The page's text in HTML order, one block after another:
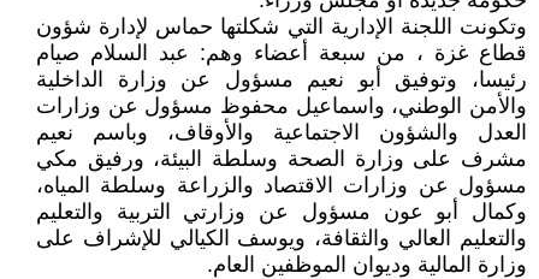
وتكونت اللجنة الإدارية التي شكلتها حماس لإدارة شؤون
قطاع غزة ، من سبعة أعضاء وهم: عبد السلام صيام
رئيسا، وتوفيق أبو نعيم مسؤول عن وزارة الداخلية
والأمن الوطني، واسماعيل محفوظ مسؤول عن وزارات
العدل والشؤون الاجتماعية والأوقاف، وباسم نعيم
مشرف على وزارة الصحة وسلطة البيئة، ورفيق مكي
مسؤول عن وزارات الاقتصاد والزراعة وسلطة المياه،
وكمال أبو عون مسؤول عن وزارتي التربية والتعليم
والتعليم العالي والثقافة، ويوسف الكيالي للإشراف على
وزارة المالية وديوان الموظفين العام.